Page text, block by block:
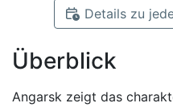
Details zu
Überblick
Angarsk zeigt das